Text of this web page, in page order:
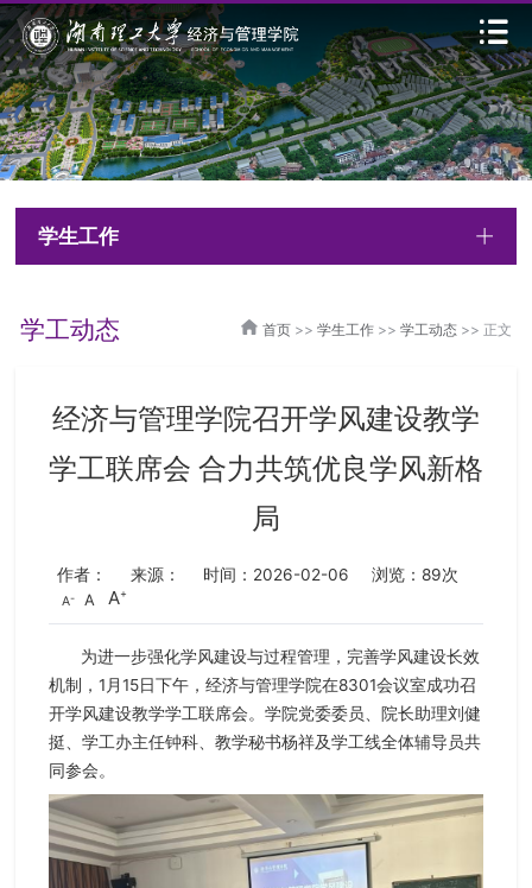
学生工作
学工动态 首页>> 学生工作>> 学工动态>> 正文
经济与管理学院召开学风建设教学
学工联席会 合力共筑优良学风新格
局
作者： 来源： 时间：2026-02-06 浏览： 89次
A A A
为进一步强化学风建设与过程管理，完善学风建设长效
机制，1月15日下午，经济与管理学院在8301会议室成功召
开学风建设教学学工联席会。学院党委委员、院长助理刘健
挺、学工办主任钟科、教学秘书杨祥及学工线全体辅导员共
同参会。